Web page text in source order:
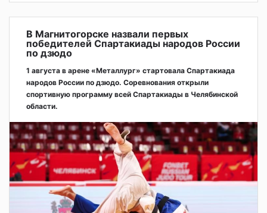
В Магнитогорске назвали первых
победителей Спартакиады народов России
по дзюдо
1 августа в арене «Металлург» стартовала Спартакиада
народов России по дзюдо. Соревнования открыли
спортивную программу всей Спартакиады в Челябинской
области.